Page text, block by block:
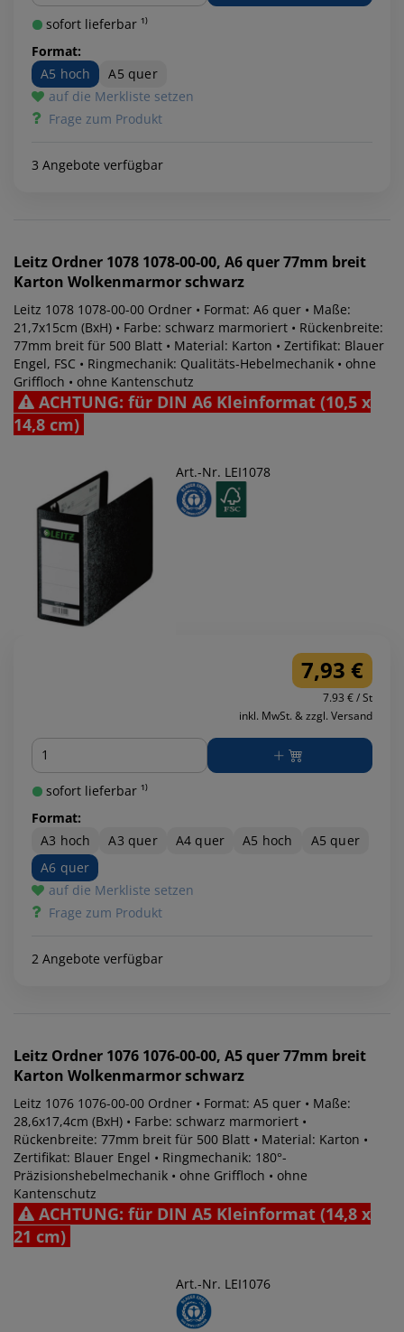
sofort lieferbar ¹⁾
Format:
A5 hoch
A5 quer
auf die Merkliste setzen
Frage zum Produkt
3 Angebote verfügbar
Leitz Ordner 1078 1078-00-00, A6 quer 77mm breit
Karton Wolkenmarmor schwarz
Leitz 1078 1078-00-00 Ordner • Format: A6 quer • Maße:
21,7x15cm (BxH) • Farbe: schwarz marmoriert • Rückenbreite:
77mm breit für 500 Blatt • Material: Karton • Zertifikat: Blauer
Engel, FSC • Ringmechanik: Qualitäts-Hebelmechanik • ohne
Griffloch • ohne Kantenschutz
ACHTUNG: für DIN A6 Kleinformat (10,5 x
14,8 cm)
Art.-Nr. LEI1078
7,93 €
7.93 € / St
inkl. MwSt. & zzgl. Versand
Menge
sofort lieferbar ¹⁾
Format:
A3 hoch
A3 quer A4 quer A5 hoch
A5 quer
A6 quer
auf die Merkliste setzen
Frage zum Produkt
2 Angebote verfügbar
Leitz Ordner 1076 1076-00-00, A5 quer 77mm breit
Karton Wolkenmarmor schwarz
Leitz 1076 1076-00-00 Ordner • Format: A5 quer • Maße:
28,6x17,4cm (BxH) • Farbe: schwarz marmoriert •
Rückenbreite: 77mm breit für 500 Blatt • Material: Karton •
Zertifikat: Blauer Engel • Ringmechanik: 180°-
Präzisionshebelmechanik • ohne Griffloch • ohne
Kantenschutz
ACHTUNG: für DIN A5 Kleinformat (14,8 x
21 cm)
Art.-Nr. LEI1076